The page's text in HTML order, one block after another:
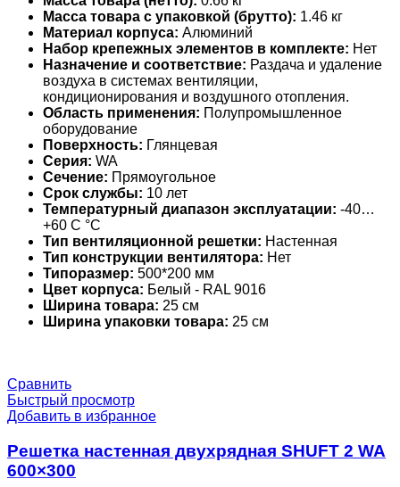
Масса товара с упаковкой (брутто): 1.46 кг
Материал корпуса: Алюминий
Набор крепежных элементов в комплекте: Нет
Назначение и соответствие: Раздача и удаление
воздуха в системах вентиляции,
кондиционирования и воздушного отопления.
Область применения: Полупромышленное
оборудование
Поверхность: Глянцевая
Серия: WA
Сечение: Прямоугольное
Срок службы: 10 лет
Температурный диапазон эксплуатации: -40…
+60 С °С
Тип вентиляционной решетки: Настенная
Тип конструкции вентилятора: Нет
Типоразмер: 500*200 мм
Цвет корпуса: Белый - RAL 9016
Ширина товара: 25 см
Ширина упаковки товара: 25 см
Сравнить
Быстрый просмотр
Добавить в избранное
Решетка настенная двухрядная SHUFT 2 WA
600×300